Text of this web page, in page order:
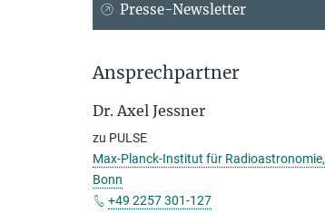
Presse-Newsletter
Ansprechpartner
Dr. Axel Jessner
zu PULSE
Max-Planck-Institut für Radioastronomie,
Bonn
+49 2257 301-127